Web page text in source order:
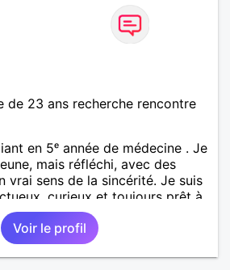
de 23 ans recherche rencontre
en 5ᵉ année de médecine . Je
mais réfléchi, avec des
vrai sens de la sincérité. Je suis
curieux et toujours prêt à
discussions profondes, les
restent en mémoire, et j’ai un
qui détend les situations. Je
mûres, celles qui ont de
Voir le profil